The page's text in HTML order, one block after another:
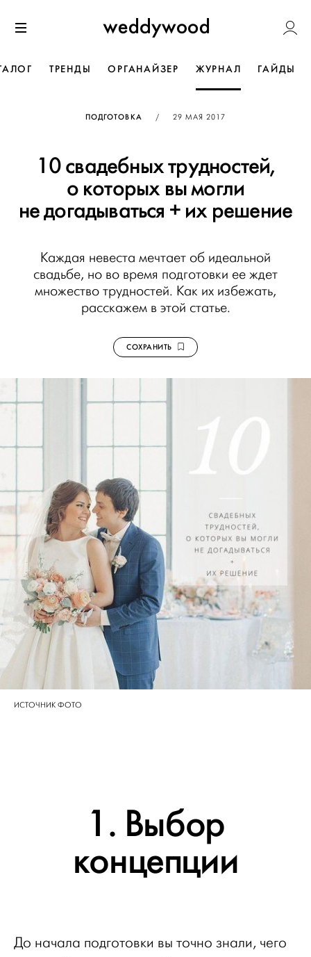
к содержанию
Weddywood
ТРЕНДЫ ОРГАНАЙЗЕР ЖУРНАЛ ГАЙДЫ
ПОДГОТОВКА / ОПУБЛИКОВАНО
29 МАЯ 2017
10 свадебных трудностей,
о которых вы могли
не догадываться + их решение
Каждая невеста мечтает об идеальной
свадьбе, но во время подготовки ее ждет
множество трудностей. Как их избежать,
расскажем в этой статье.
СОХРАНИТЬ
ИСТОЧНИК ФОТО
1. Выбор
концепции
До начала подготовки вы точно знали, чего